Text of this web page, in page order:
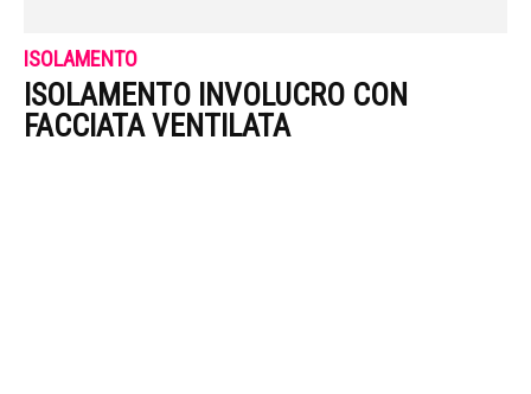
ISOLAMENTO
ISOLAMENTO INVOLUCRO CON
FACCIATA VENTILATA